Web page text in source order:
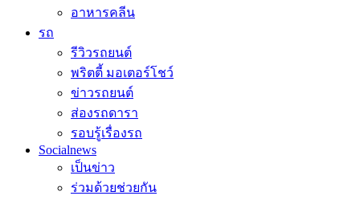
อาหารคลีน
รถ
รีวิวรถยนต์
พริตตี้ มอเตอร์โชว์
ข่าวรถยนต์
ส่องรถดารา
รอบรู้เรื่องรถ
Socialnews
เป็นข่าว
ร่วมด้วยช่วยกัน